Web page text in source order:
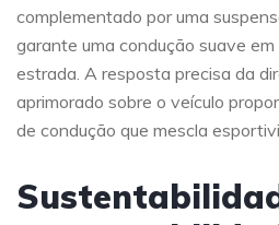
complementado por uma
garante uma condução suave
estrada. A resposta precisa da
aprimorado sobre o veículo
de condução que mescla